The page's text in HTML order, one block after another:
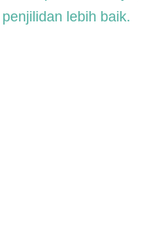
lebih baik.